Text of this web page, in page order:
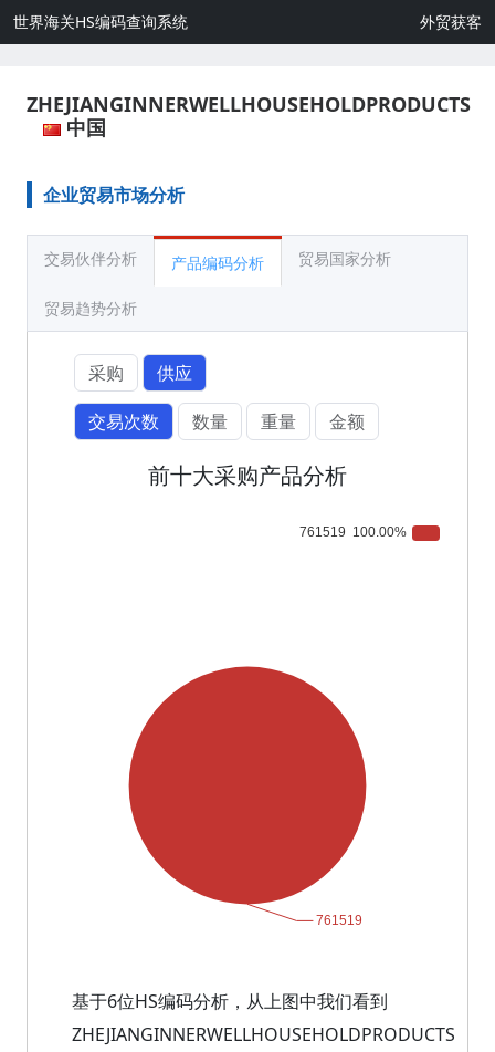
世界海关HS编码查询系统 外贸获客
ZHEJIANGINNERWELLHOUSEHOLDPRODUCTS
中国
企业贸易市场分析
交易伙伴分析 产品编码分析 贸易国家分析
贸易趋势分析
采购
供应
交易次数
数量 重量 金额
前十大采购产品分析
基于6位HS编码分析，从上图中我们看到
ZHEJIANGINNERWELLHOUSEHOLDPRODUCTS